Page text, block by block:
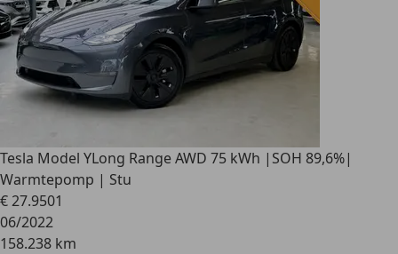
Tesla Model YLong Range AWD 75 kWh |SOH 89,6%|
Warmtepomp | Stu
€ 27.9501
06/2022
158.238 km